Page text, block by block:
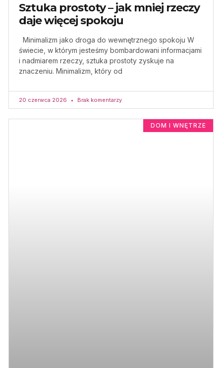
Sztuka prostoty – jak mniej rzeczy
daje więcej spokoju
Minimalizm jako droga do wewnętrznego spokoju W
świecie, w którym jesteśmy bombardowani informacjami
i nadmiarem rzeczy, sztuka prostoty zyskuje na
znaczeniu. Minimalizm, który od
20 czerwca 2026 Brak komentarzy
DOM I WNĘTRZE